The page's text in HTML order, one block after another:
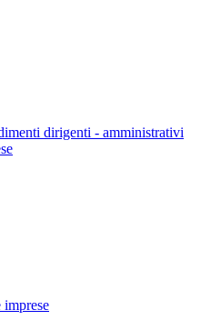
dirigenti - amministrativi